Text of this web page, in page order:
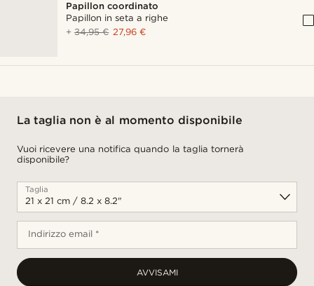
Papillon coordinato
Papillon in seta a righe
+34,95 € 27,96 €
La taglia non è al momento disponibile
Vuoi ricevere una notifica quando la taglia tornerà
disponibile?
Taglia
Indirizzo email *
AVVISAMI